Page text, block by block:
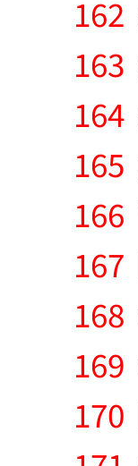
162
163
164
165
166
167
168
169
170